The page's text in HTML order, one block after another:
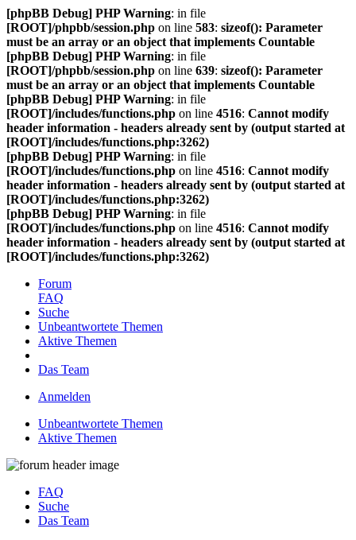
[phpBB Debug] PHP Warning: in file
[ROOT]/phpbb/session.php on line 583: sizeof(): Parameter
must be an array or an object that implements Countable
[phpBB Debug] PHP Warning: in file
[ROOT]/phpbb/session.php on line 639: sizeof(): Parameter
must be an array or an object that implements Countable
[phpBB Debug] PHP Warning: in file
[ROOT]/includes/functions.php on line 4516: Cannot modify
header information - headers already sent by (output started at
[ROOT]/includes/functions.php:3262)
[phpBB Debug] PHP Warning: in file
[ROOT]/includes/functions.php on line 4516: Cannot modify
header information - headers already sent by (output started at
[ROOT]/includes/functions.php:3262)
[phpBB Debug] PHP Warning: in file
[ROOT]/includes/functions.php on line 4516: Cannot modify
header information - headers already sent by (output started at
[ROOT]/includes/functions.php:3262)
Forum
FAQ
Suche
Unbeantwortete Themen
Aktive Themen
Das Team
Anmelden
Unbeantwortete Themen
Aktive Themen
FAQ
Suche
Das Team